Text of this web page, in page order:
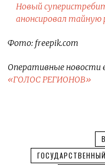
Новый
анонсировал
Фото: freepik.com
Оперативные
«ГОЛОС РЕГИОНОВ»